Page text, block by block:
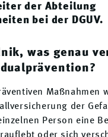
der Abteilung
bei der DGUV.
was genau
Maßnahmen
der
Person eine